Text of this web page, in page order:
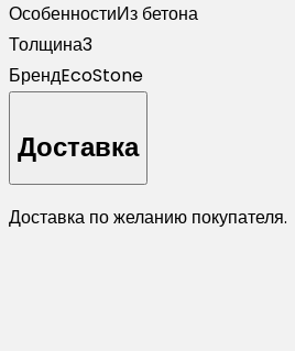
ОсобенностиИз бетона
Толщина3
БрендEcoStone
Доставка
Доставка по желанию покупателя.